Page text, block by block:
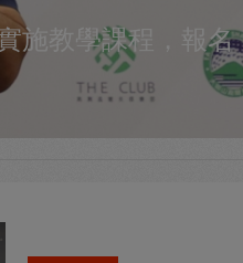
施教學課程，報名